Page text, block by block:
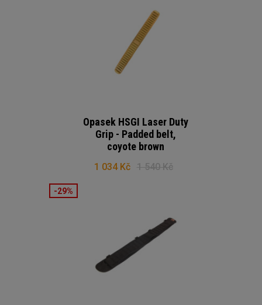
Opasek HSGI Laser Duty
Grip - Padded belt,
coyote brown
1 034 Kč 1 540 Kč
-29%